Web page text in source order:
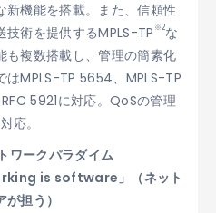
新機能を搭載。また、信頼性
術を提供するMPLS-TP ※2な
も複数搭載し、管理の簡素化
はMPLS-TP 5654、MPLS-TP
5921に対応。QoSの管理
応。
ワークパラダイム
is software」（ネット
担う）